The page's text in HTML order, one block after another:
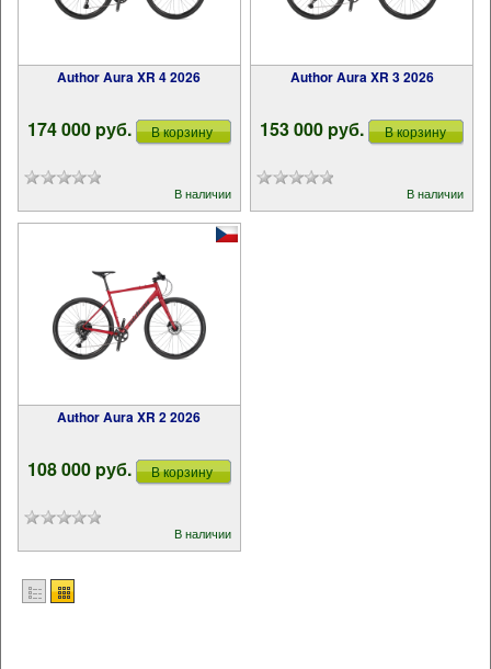
Author Aura XR 4 2026
174 000 pуб. В корзину
В наличии
Author Aura XR 3 2026
153 000 pуб. В корзину
В наличии
Author Aura XR 2 2026
108 000 pуб. В корзину
В наличии